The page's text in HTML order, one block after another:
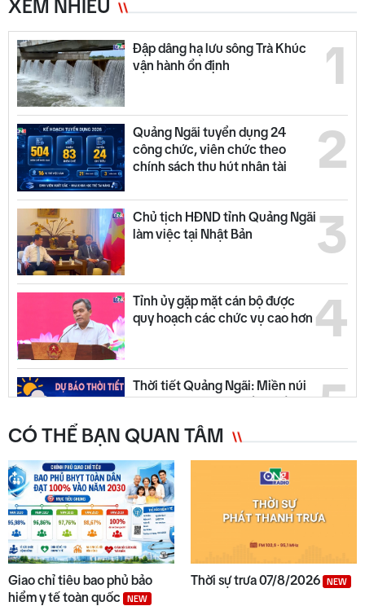
XEM NHIỀU
1
Đập dâng hạ lưu sông Trà Khúc
vận hành ổn định
2
Quảng Ngãi tuyển dụng 24
công chức, viên chức theo
chính sách thu hút nhân tài
3
Chủ tịch HĐND tỉnh Quảng Ngãi
làm việc tại Nhật Bản
4
Tỉnh ủy gặp mặt cán bộ được
quy hoạch các chức vụ cao hơn
5
Thời tiết Quảng Ngãi: Miền núi
có mưa dông, đồng bằng nắng
Quyết liệt tháo gỡ các dự án tồn
đọng, kéo dài
7
Trường biên giới sẵn sàng đón
năm học mới
CÓ THỂ BẠN QUAN TÂM
Giao chỉ tiêu bao phủ bảo
hiểm y tế toàn quốc
NEW
Thời sự trưa 07/8/2026 NEW